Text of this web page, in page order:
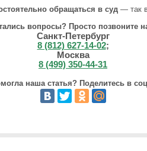
обращаться в суд — так
вопросы? Просто позвоните
Санкт-Петербург
8 (812) 627-14-02;
Москва
8 (499) 350-44-31
наша статья? Поделитесь в